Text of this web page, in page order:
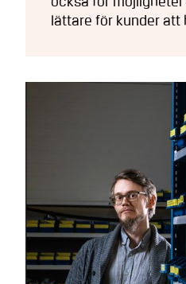
också för
lättare för kunder att